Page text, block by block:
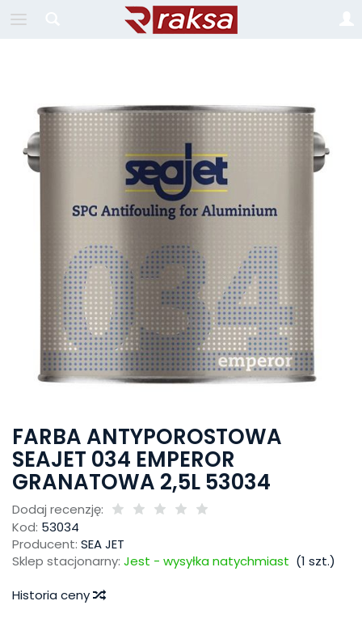
FARBA ANTYPOROSTOWA
SEAJET 034 EMPEROR
GRANATOWA 2,5L 53034
Dodaj recenzję:
Kod: 53034
Producent: SEA JET
Sklep stacjonarny: Jest - wysyłka natychmiast (1 szt.)
Historia ceny